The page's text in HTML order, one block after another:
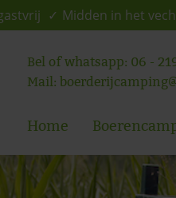
Midden in het
Bel of whatsapp: 06 -
Mail:
Home